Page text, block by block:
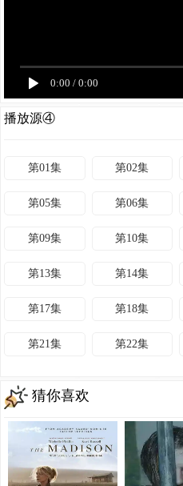
0:00 /0:00
播放源④
第01集 第02集
第05集 第06集
第09集 第10集
第13集 第14集
第17集 第18集
第21集 第22集
猜你喜欢